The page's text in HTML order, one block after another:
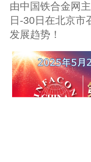
由中国铁合金网
日-30日在北京市
发展趋势！